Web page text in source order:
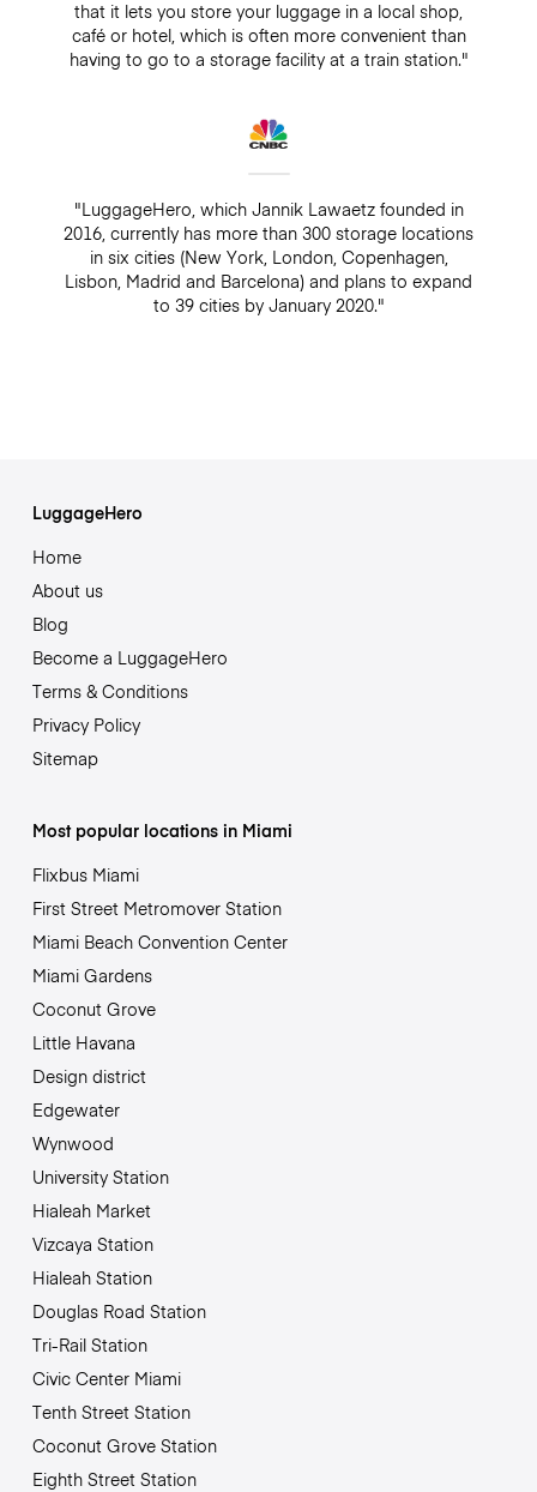
that it lets you store your luggage in a local shop,
café or hotel, which is often more convenient than
having to go to a storage facility at a train station."
"LuggageHero, which Jannik Lawaetz founded in
2016, currently has more than 300 storage locations
in six cities (New York, London, Copenhagen,
Lisbon, Madrid and Barcelona) and plans to expand
to 39 cities by January 2020."
LuggageHero
Home
About us
Blog
Become a LuggageHero
Terms & Conditions
Privacy Policy
Sitemap
Most popular locations in Miami
Flixbus Miami
First Street Metromover Station
Miami Beach Convention Center
Miami Gardens
Coconut Grove
Little Havana
Design district
Edgewater
Wynwood
University Station
Hialeah Market
Vizcaya Station
Hialeah Station
Douglas Road Station
Tri-Rail Station
Civic Center Miami
Tenth Street Station
Coconut Grove Station
Eighth Street Station